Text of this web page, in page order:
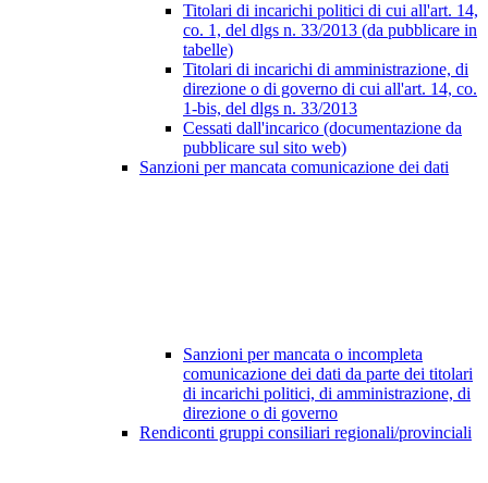
Titolari di incarichi politici di cui all'art. 14,
co. 1, del dlgs n. 33/2013 (da pubblicare in
tabelle)
Titolari di incarichi di amministrazione, di
direzione o di governo di cui all'art. 14, co.
1-bis, del dlgs n. 33/2013
Cessati dall'incarico (documentazione da
pubblicare sul sito web)
Sanzioni per mancata comunicazione dei dati
Sanzioni per mancata o incompleta
comunicazione dei dati da parte dei titolari
di incarichi politici, di amministrazione, di
direzione o di governo
Rendiconti gruppi consiliari regionali/provinciali